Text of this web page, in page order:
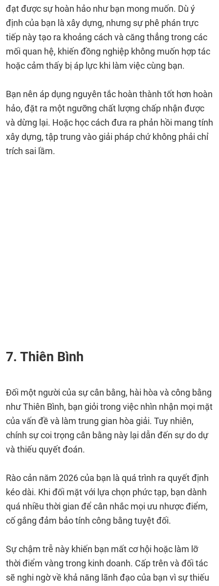
đạt được sự hoàn hảo như bạn mong muốn. Dù ý
định của bạn là xây dựng, nhưng sự phê phán trực
tiếp này tạo ra khoảng cách và căng thẳng trong các
mối quan hệ, khiến đồng nghiệp không muốn hợp tác
hoặc cảm thấy bị áp lực khi làm việc cùng bạn.
Bạn nên áp dụng nguyên tắc hoàn thành tốt hơn hoàn
hảo, đặt ra một ngưỡng chất lượng chấp nhận được
và dừng lại. Hoặc học cách đưa ra phản hồi mang tính
xây dựng, tập trung vào giải pháp chứ không phải chỉ
trích sai lầm.
7. Thiên Bình
Đối một người của sự cân bằng, hài hòa và công bằng
như Thiên Bình, bạn giỏi trong việc nhìn nhận mọi mặt
của vấn đề và làm trung gian hòa giải. Tuy nhiên,
chính sự coi trọng cân bằng này lại dẫn đến sự do dự
và thiếu quyết đoán.
Rào cản năm 2026 của bạn là quá trình ra quyết định
kéo dài. Khi đối mặt với lựa chọn phức tạp, bạn dành
quá nhiều thời gian để cân nhắc mọi ưu nhược điểm,
cố gắng đảm bảo tính công bằng tuyệt đối.
Sự chậm trễ này khiến bạn mất cơ hội hoặc làm lỡ
thời điểm vàng trong kinh doanh. Cấp trên và đối tác
sẽ nghi ngờ về khả năng lãnh đạo của bạn vì sự thiếu